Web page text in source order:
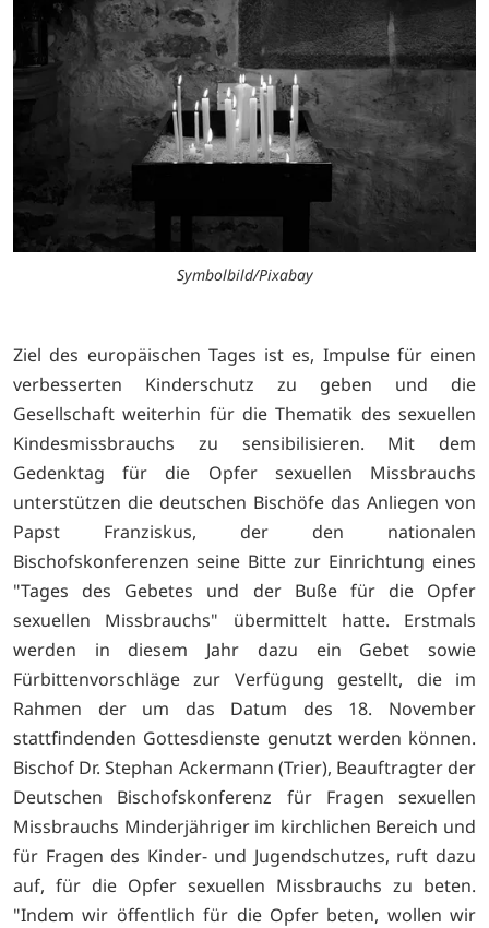
Symbolbild/Pixabay
Ziel des europäischen Tages ist es, Impulse für einen
verbesserten Kinderschutz zu geben und die
Gesellschaft weiterhin für die Thematik des sexuellen
Kindesmissbrauchs zu sensibilisieren. Mit dem
Gedenktag für die Opfer sexuellen Missbrauchs
unterstützen die deutschen Bischöfe das Anliegen von
Papst Franziskus, der den nationalen
Bischofskonferenzen seine Bitte zur Einrichtung eines
"Tages des Gebetes und der Buße für die Opfer
sexuellen Missbrauchs" übermittelt hatte. Erstmals
werden in diesem Jahr dazu ein Gebet sowie
Fürbittenvorschläge zur Verfügung gestellt, die im
Rahmen der um das Datum des 18. November
stattfindenden Gottesdienste genutzt werden können.
Bischof Dr. Stephan Ackermann (Trier), Beauftragter der
Deutschen Bischofskonferenz für Fragen sexuellen
Missbrauchs Minderjähriger im kirchlichen Bereich und
für Fragen des Kinder- und Jugendschutzes, ruft dazu
auf, für die Opfer sexuellen Missbrauchs zu beten.
"Indem wir öffentlich für die Opfer beten, wollen wir